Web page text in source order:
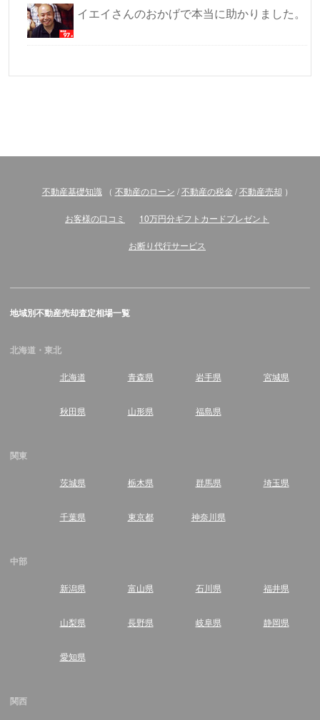
イエイさんのおかげで本当に助かりました。
不動産基礎知識 （ 不動産のローン /不動産の税金 /不動産売却 ）
お客様の口コミ 10万円分ギフトカードプレゼント
お断り代行サービス
地域別不動産売却査定相場一覧
北海道・東北
北海道 青森県 岩手県 宮城県
秋田県 山形県 福島県
関東
茨城県 栃木県 群馬県 埼玉県
千葉県 東京都 神奈川県
中部
新潟県 富山県 石川県 福井県
山梨県 長野県 岐阜県 静岡県
愛知県
関西